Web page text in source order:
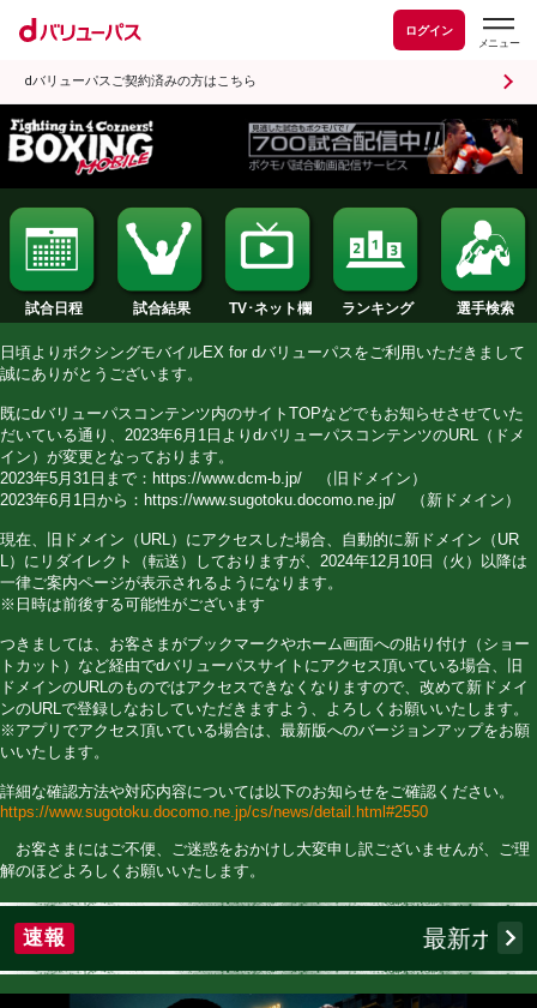
ログイン
dバリューパスご契約済みの方はこちら
試合日程 試合結果
日頃よりボクシングモバイルEX for dバリューパスをご利用い
誠にありがとうございます。
既にdバリューパスコンテンツ内のサイトTOPなどでもお知ら
イン）が変更となっております。
2023年5月31日まで：https://www.dcm-b.jp/ （旧ドメイン）
2023年6月1日から：https://www.sugotoku.docomo.ne.jp/ （新
現在、旧ドメイン（URL）にアクセスした場合、自動的に新ド
L）にリダイレクト（転送）しておりますが、2024年12月10日
一律ご案内ページが表示されるようになります。
※日時は前後する可能性がございます
トカット）など経由でdバリューパスサイトにアクセス頂いて
ンのURLで登録しなおしていただきますよう、よろしくお願い
※アプリでアクセス頂いている場合は、最新版へのバージョン
いいたします。
詳細な確認方法や対応内容については以下のお知らせをご確認
https://www.sugotoku.docomo.ne.jp/cs/news/detail.html#2550